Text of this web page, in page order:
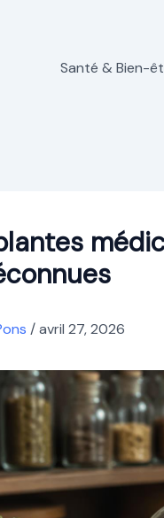
Santé & Bien-
/avril 27, 2026